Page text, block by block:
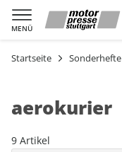
MENÜ
Warenkorb
Startseite Sonderhefte
aerokurier
9 Artikel